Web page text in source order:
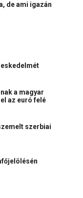
de ami igazán
a magyar
az euró felé
szerbiai